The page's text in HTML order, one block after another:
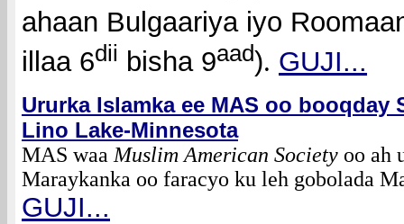
ahaan Bulgaariya iyo
illaa 6dii bisha 9aad). GUJI...
Ururka Islamka ee MAS oo booqday
Lino Lake-Minnesota
MAS waa Muslim American Society oo ah
Maraykanka oo faracyo ku leh gobolada
GUJI...